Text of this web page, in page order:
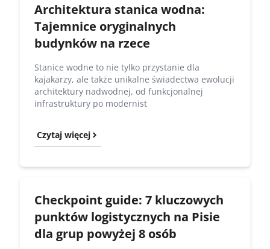
Architektura stanica wodna:
Tajemnice oryginalnych
budynków na rzece
Stanice wodne to nie tylko przystanie dla
kajakarzy, ale także unikalne świadectwa ewolucji
architektury nadwodnej, od funkcjonalnej
infrastruktury po modernist
Czytaj więcej
Checkpoint guide: 7 kluczowych
punktów logistycznych na Pisie
dla grup powyżej 8 osób